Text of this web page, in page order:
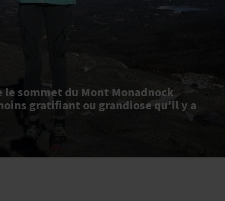
sommet du Mont Monadnock
gratifiant ou grandiose qu'il y a